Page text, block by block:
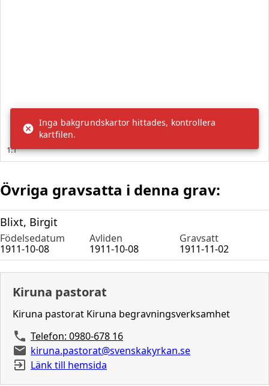
Övriga gravsatta i denna grav:
Blixt, Birgit
Födelsedatum Avliden
Gravsatt
1911-10-08
1911-10-08 1911-11-02
Kiruna pastorat
Kiruna pastorat Kiruna begravningsverksamhet
Telefon: 0980-678 16
kiruna.pastorat@svenskakyrkan.se
Länk till hemsida